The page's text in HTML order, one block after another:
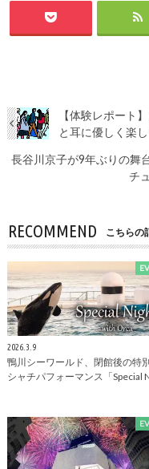
【体験レポート
と耳に優しく楽
長谷川京子が9年ぶりの舞
チ
RECOMMEND こちらの
2026.3.9
鴨川シーワールド、閉館後の特
シャチパフォーマンス「Special